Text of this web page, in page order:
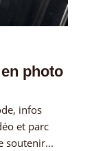
photo
infos
et parc
soutenir...